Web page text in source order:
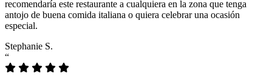
recomendaría este restaurante a cualquiera en la zona que tenga
antojo de buena comida italiana o quiera celebrar una ocasión
especial.
Stephanie S.
“